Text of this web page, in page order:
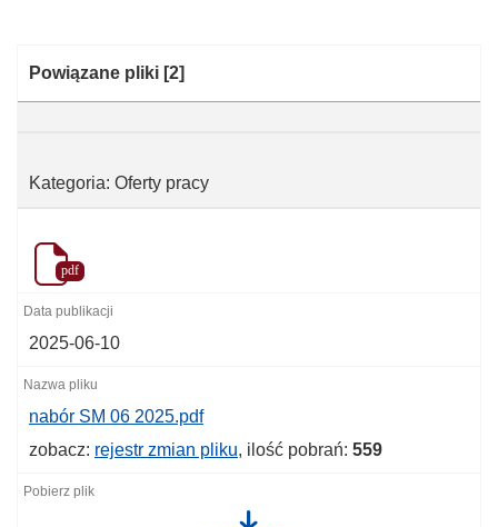
Kategoria:
Powiązane pliki [2]
Kategoria: Oferty pracy
pdf
2025-06-10
nabór SM 06 2025.pdf
zobacz: rejestr zmian pliku, ilość pobrań: 559